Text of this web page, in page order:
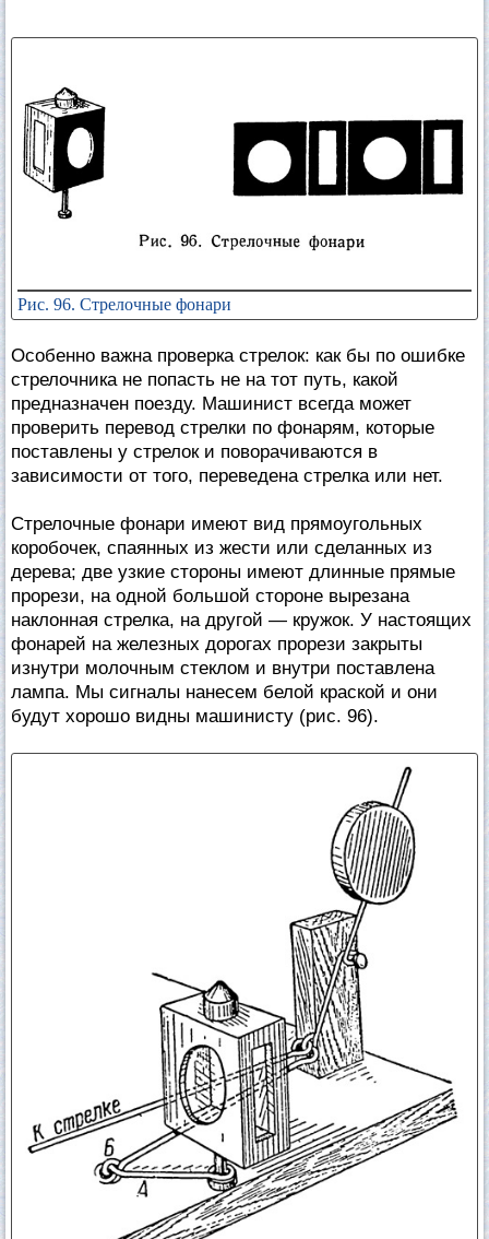
Рис. 96. Стрелочные фонари
Особенно важна проверка стрелок: как бы по ошибке
стрелочника не попасть не на тот путь, какой
предназначен поезду. Машинист всегда может
проверить перевод стрелки по фонарям, которые
поставлены у стрелок и поворачиваются в
зависимости от того, переведена стрелка или нет.
Стрелочные фонари имеют вид прямоугольных
коробочек, спаянных из жести или сделанных из
дерева; две узкие стороны имеют длинные прямые
прорези, на одной большой стороне вырезана
наклонная стрелка, на другой — кружок. У настоящих
фонарей на железных дорогах прорези закрыты
изнутри молочным стеклом и внутри поставлена
лампа. Мы сигналы нанесем белой краской и они
будут хорошо видны машинисту (рис. 96).